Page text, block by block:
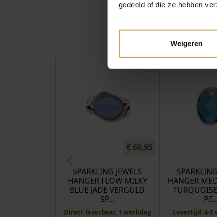
gedeeld of die ze hebben
Weigeren
€ 69,95
SPARKLING JEWELS
HANGER FLOW MILKY
BLUE JADE VERGULD
SP…
Direct leverbaar, 1 werkdag
HANGER
Levertijd: 4-5